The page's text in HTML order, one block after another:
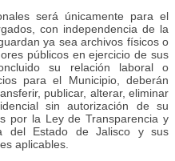
será únicamente para el
con independencia de la
ya sea archivos físicos o
públicos en ejercicio de sus
su relación laboral o
para el Municipio, deberán
publicar, alterar, eliminar
sin autorización de su
por la Ley de Transparencia y
del Estado de Jalisco y sus
aplicables.